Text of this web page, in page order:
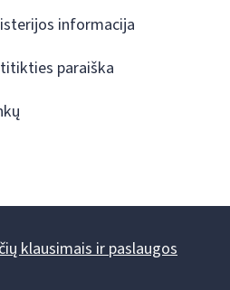
informacija
paraiška
klausimais ir paslaugos